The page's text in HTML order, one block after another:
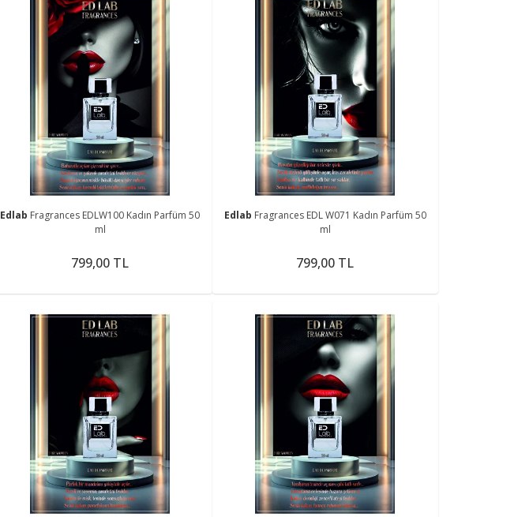
Edlab Fragrances EDLW100 Kadın Parfüm 50
ml
799,00 TL
Edlab Fragrances EDL W071 Kadın Parfüm 50
ml
799,00 TL